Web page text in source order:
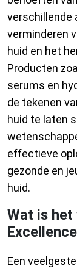
verschillende
verminderen
huid en het
Producten
serums en
de tekenen
huid te laten
effectieve
gezonde en
huid.
Wat is het
Een